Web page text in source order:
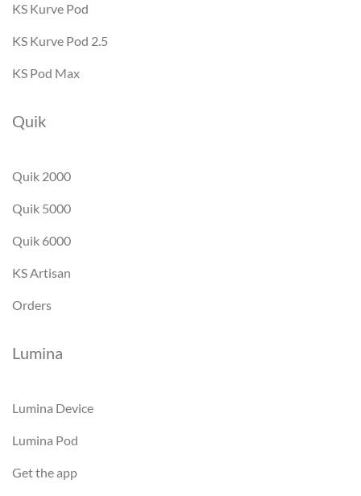
KS Kurve Pod
KS Kurve Pod 2.5
KS Pod Max
Quik
Quik 2000
Quik 5000
Quik 6000
KS Artisan
Orders
Lumina
Lumina Device
Lumina Pod
Get the app